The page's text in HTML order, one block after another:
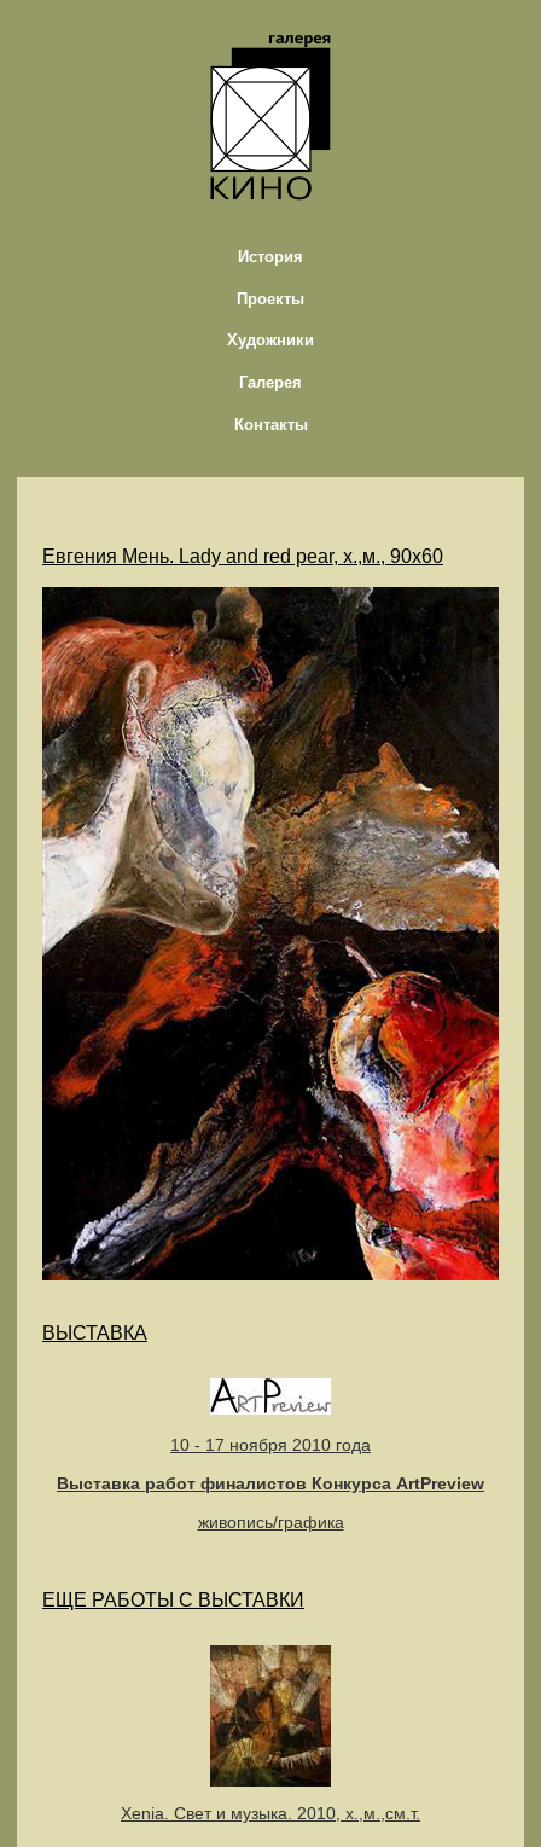
История
Проекты
Художники
Галерея
Контакты
Евгения Мень. Lady and red pear, х.,м., 90х60
ВЫСТАВКА
10 - 17 ноября 2010 года
Выставка работ финалистов Конкурса ArtPreview
живопись/графика
ЕЩЕ РАБОТЫ С ВЫСТАВКИ
Xenia. Свет и музыка. 2010, х.,м.,см.т.